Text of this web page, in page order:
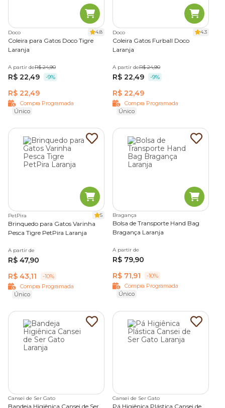
Doco 4.8
Coleira para Gatos Doco Tigre
Laranja
A partir deR$ 24,90
R$ 22,49 -9%
R$ 22,49
Compra Programada
Único
Doco 4.3
Coleira Gatos Furball Doco
Laranja
A partir deR$ 24,90
R$ 22,49 -9%
R$ 22,49
Compra Programada
Único
PetPira 5
Brinquedo para Gatos Varinha
Pesca Tigre PetPira Laranja
A partir de
R$ 47,90
R$ 43,11
-10%
Compra Programada
Único
Bragança
Bolsa de Transporte Hand Bag
Bragança Laranja
A partir de
R$ 79,90
R$ 71,91
-10%
Compra Programada
Único
Cansei de Ser Gato
Bandeja Higiênica Cansei de Ser
Cansei de Ser Gato
Pá Higiênica Plástica Cansei de